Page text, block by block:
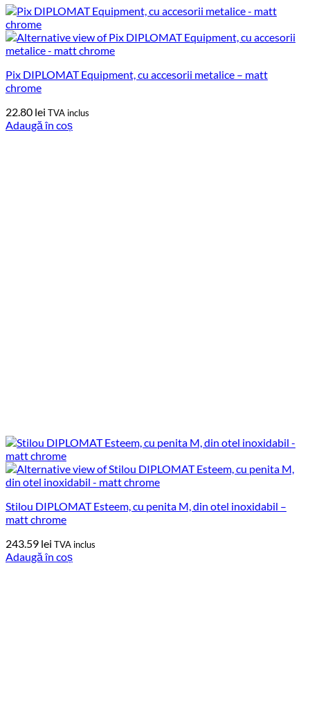
Pix DIPLOMAT Equipment, cu accesorii metalice – matt
chrome
22.80 lei TVA inclus
Adaugă în coș
Stilou DIPLOMAT Esteem, cu penita M, din otel inoxidabil –
matt chrome
243.59 lei TVA inclus
Adaugă în coș